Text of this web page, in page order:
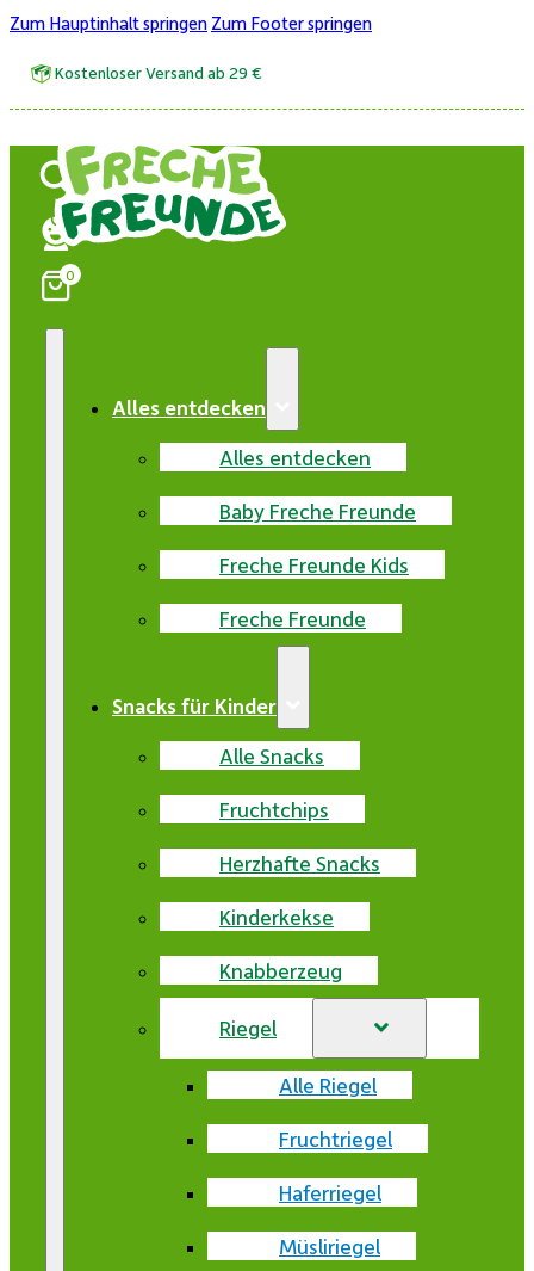
Zum Hauptinhalt springen Zum Footer springen
Kostenloser Versand ab 29 €
0
Alles entdecken
Alles entdecken
Baby Freche Freunde
Freche Freunde Kids
Freche Freunde
Snacks für Kinder
Alle Snacks
Fruchtchips
Herzhafte Snacks
Kinderkekse
Knabberzeug
Riegel
Alle Riegel
Fruchtriegel
Haferriegel
Müsliriegel